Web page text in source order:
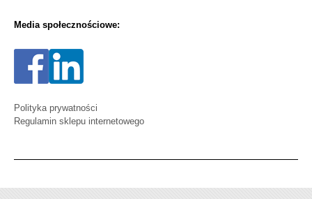
Media społecznościowe:
Polityka prywatności
Regulamin sklepu internetowego